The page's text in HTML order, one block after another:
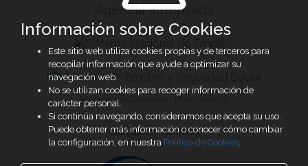
Agencia autorizada
Agencia de Colocación 1600000091
Colaboradores
Información sobre Cookies
Este sitio web utiliza cookies propias y de terceros para
recopilar información que ayude a optimizar su
navegación web.
No se utilizan cookies para recoger información de
carácter personal.
Si continúa navegando, consideramos que acepta su uso.
Puede obtener más información o conocer cómo cambiar
la configuración, en nuestra Política de Cookies.